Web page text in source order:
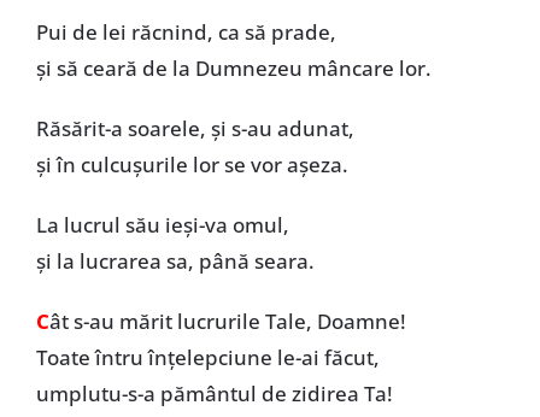
Pui de lei răcnind, ca să prade,
și să ceară de la Dumnezeu mâncare lor.
Răsărit-a soarele, și s-au adunat,
și în culcușurile lor se vor așeza.
La lucrul său ieși-va omul,
și la lucrarea sa, până seara.
Cât s-au mărit lucrurile Tale, Doamne!
Toate întru înțelepciune le-ai făcut,
umplutu-s-a pământul de zidirea Ta!